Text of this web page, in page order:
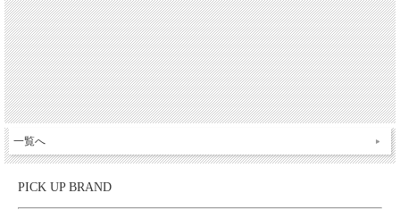
一覧へ
PICK UP BRAND